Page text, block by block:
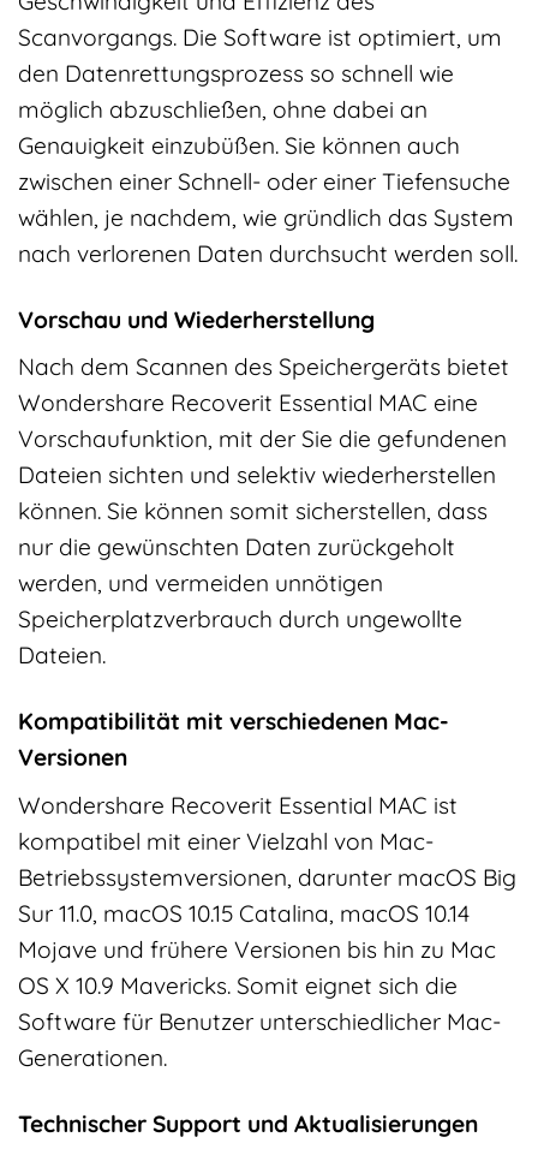
Scanvorgangs. Die Software ist optimiert, um
den Datenrettungsprozess so schnell wie
möglich abzuschließen, ohne dabei an
Genauigkeit einzubüßen. Sie können auch
zwischen einer Schnell- oder einer Tiefensuche
wählen, je nachdem, wie gründlich das System
nach verlorenen Daten durchsucht werden soll.
Vorschau und Wiederherstellung
Nach dem Scannen des Speichergeräts bietet
Wondershare Recoverit Essential MAC eine
Vorschaufunktion, mit der Sie die gefundenen
Dateien sichten und selektiv wiederherstellen
können. Sie können somit sicherstellen, dass
nur die gewünschten Daten zurückgeholt
werden, und vermeiden unnötigen
Speicherplatzverbrauch durch ungewollte
Dateien.
Kompatibilität mit verschiedenen Mac-
Versionen
Wondershare Recoverit Essential MAC ist
kompatibel mit einer Vielzahl von Mac-
Betriebssystemversionen, darunter macOS Big
Sur 11.0, macOS 10.15 Catalina, macOS 10.14
Mojave und frühere Versionen bis hin zu Mac
OS X 10.9 Mavericks. Somit eignet sich die
Software für Benutzer unterschiedlicher Mac-
Generationen.
Technischer Support und Aktualisierungen